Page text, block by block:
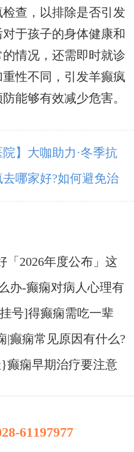
查，以排除是否引发
于孩子的身体健康和
情况，还需即时就诊
性不同，引发羊癫疯
能够有效减少危害。
院】大咖助力·冬季抗
友足不出川，即可看
哪家好?如何避免治
「2026年度公布」这
生办-癫痫对病人心理有
号]得癫痫需吃一辈
|癫痫常见原因有什么?
癫痫早期治疗要注意
61197977